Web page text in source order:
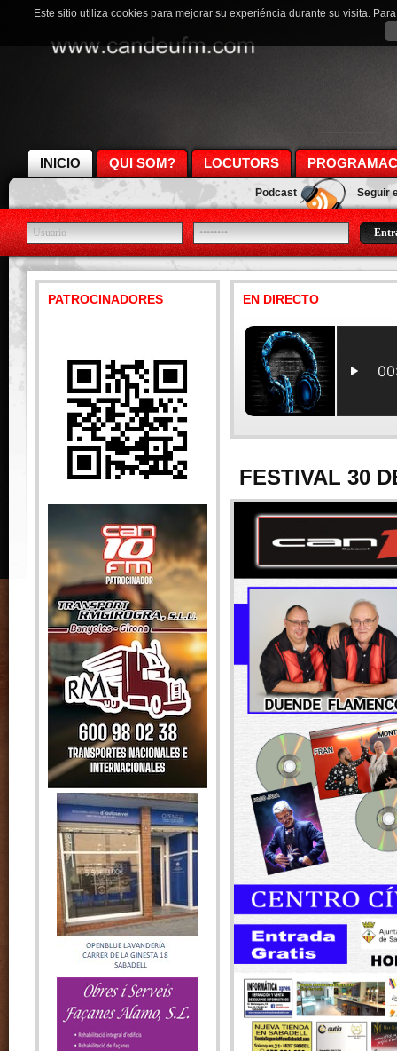
INICIO QUI SOM? LOCUTORS
Podcast Seguir
PATROCINADORES EN DIRECTO
FESTIVAL 30
Este sitio utiliza cookies para mejorar su experiéncia durante su visita.